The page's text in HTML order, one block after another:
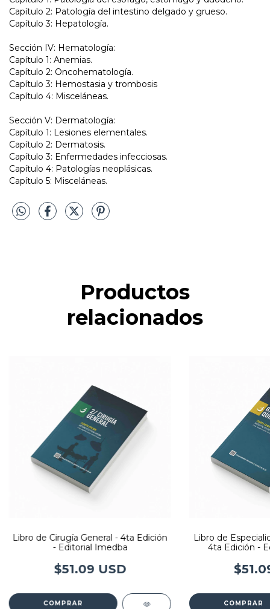
Capítulo 2: Patología del intestino delgado y grueso.
Capítulo 3: Hepatología.
Sección IV: Hematología:
Capítulo 1: Anemias.
Capítulo 2: Oncohematología.
Capítulo 3: Hemostasia y trombosis
Capítulo 4: Misceláneas.
Sección V: Dermatología:
Capítulo 1: Lesiones elementales.
Capítulo 2: Dermatosis.
Capítulo 3: Enfermedades infecciosas.
Capítulo 4: Patologías neoplásicas.
Capítulo 5: Misceláneas.
Productos
relacionados
Libro de Cirugía General - 4ta Edición
- Editorial Imedba
$51.09 USD
COMPRAR
Libro de
4ta Edición -
COMPRAR